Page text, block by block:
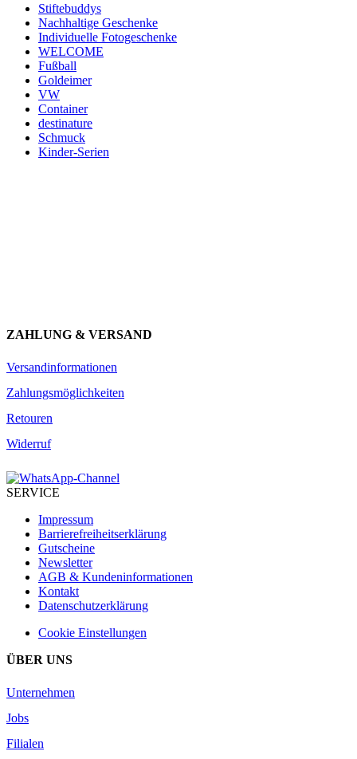
Stiftebuddys
Nachhaltige Geschenke
Individuelle Fotogeschenke
WELCOME
Fußball
Goldeimer
VW
Container
destinature
Schmuck
Kinder-Serien
ZAHLUNG & VERSAND
Versandinformationen
Zahlungsmöglichkeiten
Retouren
Widerruf
SERVICE
Impressum
Barrierefreiheitserklärung
Gutscheine
Newsletter
AGB & Kundeninformationen
Kontakt
Datenschutzerklärung
Cookie Einstellungen
ÜBER UNS
Unternehmen
Jobs
Filialen